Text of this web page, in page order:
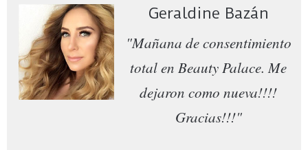
Geraldine Bazán
"Mañana de consentimiento
total en Beauty Palace. Me
dejaron como nueva!!!!
Gracias!!!"